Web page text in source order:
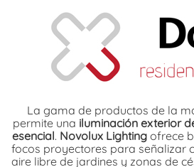
La gama de productos de la
permite una iluminación exterior
esencial. Novolux Lightingofrece
focos proyectores para señalizar
aire libre de jardines y zonas de